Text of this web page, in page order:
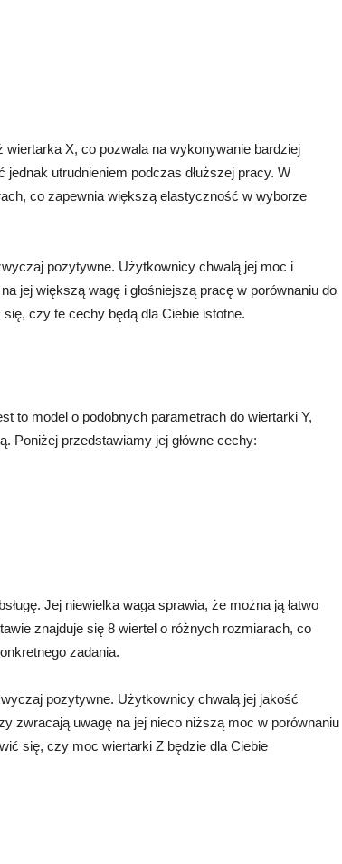
X, co pozwala na wykonywanie bardziej
utrudnieniem podczas dłuższej pracy. W
co zapewnia większą elastyczność w wyborze
pozytywne. Użytkownicy chwalą jej moc i
jej większą wagę i głośniejszą pracę w porównaniu do
czy te cechy będą dla Ciebie istotne.
to model o podobnych parametrach do wiertarki Y,
Poniżej przedstawiamy jej główne cechy:
Jej niewielka waga sprawia, że można ją łatwo
znajduje się 8 wiertel o różnych rozmiarach, co
zadania.
pozytywne. Użytkownicy chwalą jej jakość
zwracają uwagę na jej nieco niższą moc w porównaniu
się, czy moc wiertarki Z będzie dla Ciebie